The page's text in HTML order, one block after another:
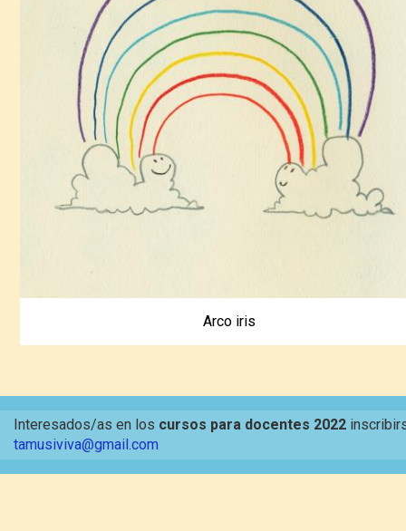
Arco iris
Interesados/as en los cursos para docentes 2022
tamusiviva@gmail.com